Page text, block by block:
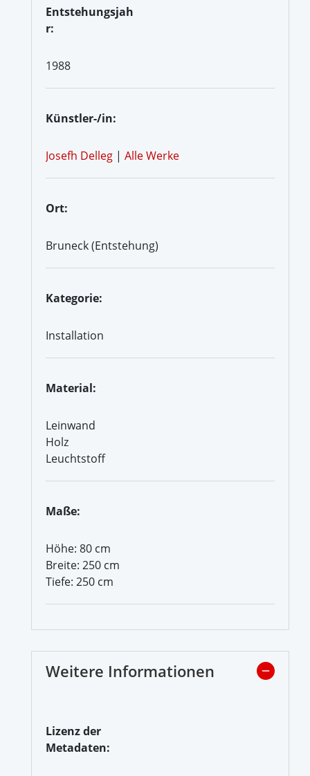
Entstehungsjah
r:
1988
Künstler-/in:
Josefh Delleg | Alle Werke
Ort:
Bruneck (Entstehung)
Kategorie:
Installation
Material:
Leinwand
Holz
Leuchtstoff
Maße:
Höhe: 80 cm
Breite: 250 cm
Tiefe: 250 cm
Weitere Informationen
Lizenz der
Metadaten: